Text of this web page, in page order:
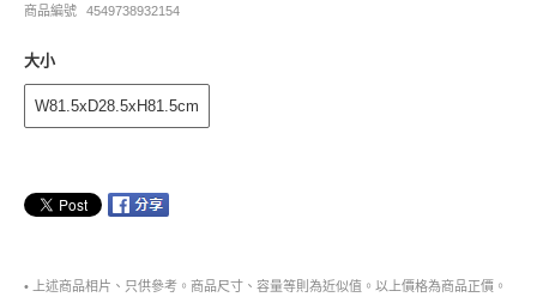
商品編號 4549738932154
大小
W81.5xD28.5xH81.5cm
• 上述商品相片、只供參考。商品尺寸、容量等則為近似值。以上價格為商品正價。